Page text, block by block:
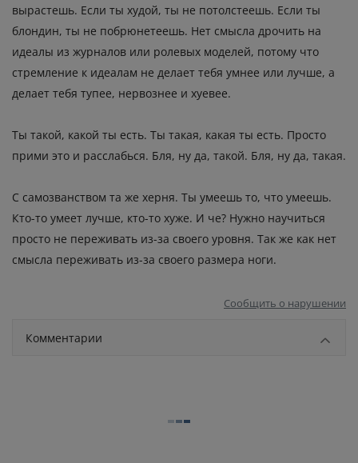
вырастешь. Если ты худой, ты не потолстеешь. Если ты
блондин, ты не побрюнетеешь. Нет смысла дрочить на
идеалы из журналов или ролевых моделей, потому что
стремление к идеалам не делает тебя умнее или лучше, а
делает тебя тупее, нервознее и хуевее.
Ты такой, какой ты есть. Ты такая, какая ты есть. Просто
прими это и расслабься. Бля, ну да, такой. Бля, ну да, такая.
С самозванством та же херня. Ты умеешь то, что умеешь.
Кто-то умеет лучше, кто-то хуже. И че? Нужно научиться
просто не переживать из-за своего уровня. Так же как нет
смысла переживать из-за своего размера ноги.
Сообщить о нарушении
Комментарии